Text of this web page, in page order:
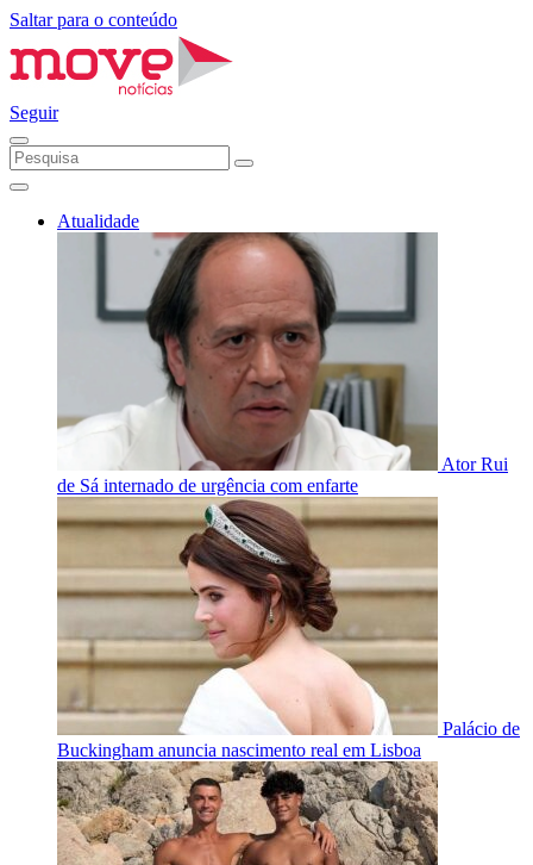
Saltar para o conteúdo
Seguir
Atualidade
Ator Rui
de Sá internado de urgência com enfarte
Palácio de
Buckingham anuncia nascimento real em Lisboa